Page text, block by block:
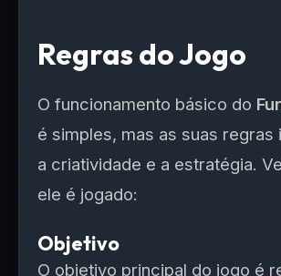
Regras do Jogo
O funcionamento básico do
é simples, mas as suas regras
a criatividade e a estratégia.
ele é jogado:
Objetivo
O objetivo principal do jogo é